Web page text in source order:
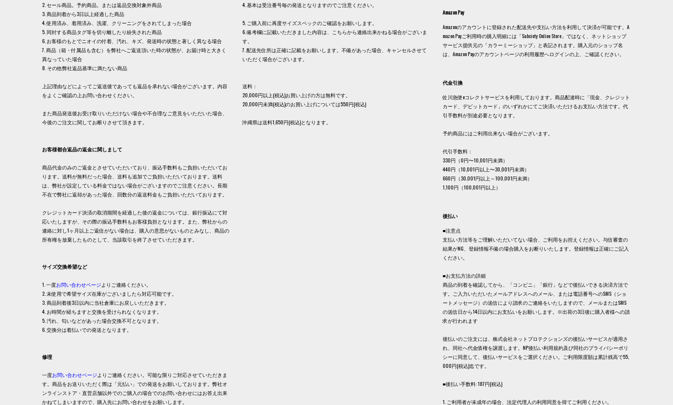
2. セール商品。予約商品。または返品交換対象外商品
3. 商品到着から3日以上経過した商品
4. 使用済み、着用済み、洗濯、クリーニングをされてしまった場合
5. 同封する商品タグ等を切り離したり紛失された商品
6. お客様のもとでニオイの付着、汚れ、キズ、発送時の状態と著しく異なる場合
7. 商品（箱・付属品も含む）を弊社へご返送頂いた時の状態が、お届け時と大きく
異なっていた場合
8. その他弊社返品基準に満たない商品
上記理由などによってご返送後であっても返品を承れない場合がございます。内容
をよくご確認の上お問い合わせください。
また商品発送後お受け取りいただけない場合や不合理なご意見をいただいた場合、
今後のご注文に関してお断りさせて頂きます。
お客様都合返品の返金に関しまして
商品代金のみのご返金とさせていただいており、振込手数料もご負担いただいてお
ります。送料が無料だった場合、送料も追加でご負担いただいております。送料
は、弊社が設定している料金ではない場合がございますのでご注意ください。長期
不在で弊社に返却があった場合、回数分の返送料金もご負担いただいております。
クレジットカード決済の取消期間を経過した後の返金については、銀行振込にて対
応いたしますが、その際の振込手数料もお客様負担となります。また、弊社からの
連絡に対し1ヶ月以上ご返信がない場合は、購入の意思がないものとみなし、商品の
所有権を放棄したものとして、当該取引を終了させていただきます。
サイズ交換希望など
1. 一度お問い合わせページ よりご連絡ください。
2. 未使用で希望サイズ在庫がございましたら対応可能です。
3. 商品到着後3日以内に当社倉庫にお戻しいただきます。
4. お時間が経ちますと交換を受けられなくなります。
5. 汚れ、匂いなどがあった場合交換不可となります。
6. 交換分は着払いでの発送となります。
修理
一度お問い合わせページ よりご連絡ください。可能な限りご対応させていただきま
す。商品をお送りいただく際は「元払い」での発送をお願いしております。弊社オ
ンラインストア・直営店舗以外でのご購入の場合でのお問い合わせにはお答え出来
かねてしまいますので、購入先にお問い合わせをお願いします。
4. 基本は受注番号毎の発送となりますのでご注意ください。
5. ご購入前に再度サイズスペックのご確認をお願いします。
6. 備考欄に記載いただきました内容は、こちらから連絡出来かねる場合がございま
す。
7. 配送先住所は正確に記載をお願いします。不備があった場合、キャンセルさせて
いただく場合がございます。
送料：
20,000円以上(税込)お買い上げの方は無料です。
20,000円未満(税込)のお買い上げについては550円(税込)
沖縄県は送料1,650円(税込)となります。
Amazon Pay
Amazonのアカウントに登録された配送先や支払い方法を利用して決済が可能です。A
mazon Payご利用時の購入明細には「Subciety Online Store」ではなく、ネットショップ
サービス提供元の「カラーミーショップ」と表記されます。購入元のショップ名
は、Amazon Payのアカウントページの利用履歴へログインの上、ご確認ください。
代金引換
佐川急便eコレクトサービスを利用しております。商品配達時に「現金、クレジット
カード、デビットカード」のいずれかにてご決済いただけるお支払い方法です。代
引手数料が別途必要となります。
予約商品にはご利用出来ない場合がございます。
代引手数料：
330円（0円〜10,001円未満）
440円（10,001円以上〜30,001円未満）
660円（30,001円以上～100,001円未満）
1,100円（100,001円以上）
後払い
■注意点
支払い方法等をご理解いただいてない場合、ご利用をお控えください。与信審査の
結果がNG、登録情報不備の場合購入をお断りいたします。登録情報は正確にご記入
ください。
■お支払方法の詳細
商品の到着を確認してから、「コンビニ」「銀行」などで後払いできる決済方法で
す。ご入力いただいたメールアドレスへのメール、または電話番号へのSMS（ショ
ートメッセージ）の送信により請求のご連絡をいたしますので、メールまたはSMS
の送信日から14日以内にお支払いをお願いします。※出荷の3日後に購入者様への請
求が行われます
後払いのご注文には、株式会社ネットプロテクションズの後払いサービスが適用さ
れ、同社へ代金債権を譲渡します。NP後払い利用規約及び同社のプライバシーポリ
シーに同意して、後払いサービスをご選択ください。ご利用限度額は累計残高で55,
000円(税込)迄です。
■後払い手数料: 187円(税込)
1. ご利用者が未成年の場合、法定代理人の利用同意を得てご利用ください。